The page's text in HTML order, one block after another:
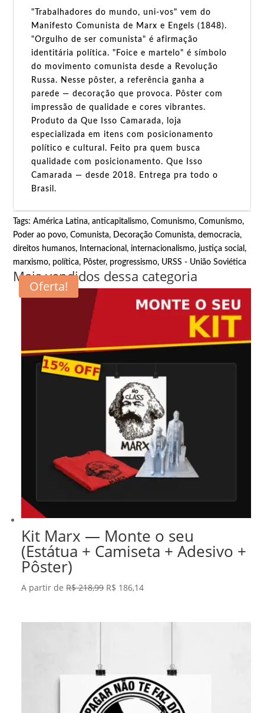
"Trabalhadores do mundo, uni-vos" vem do
Manifesto Comunista de Marx e Engels (1848).
"Orgulho de ser comunista" é afirmação
identitária política. "Foice e martelo" é símbolo
do movimento comunista desde a Revolução
Russa. Nesse pôster, a referência ganha a
parede — decoração que provoca. Pôster com
impressão de qualidade e cores vibrantes.
Produto da Que Isso Camarada, loja
especializada em itens com posicionamento
político e cultural. Feito pra quem busca
qualidade com posicionamento. Que Isso
Camarada — desde 2018. Entrega pra todo o
Brasil.
Tags:América Latina,anticapitalismo,Comunismo,Comunismo,
Poder ao povo,Comunista, Decoração Comunista,democracia,
direitos humanos, Internacional,internacionalismo,justiça social,
marxismo, política, Pôster, progressismo, URSS - União Soviética
Mais vendidos dessa categoria
Oferta!
Kit Marx — Monte o seu
(Estátua + Camiseta + Adesivo +
Pôster)
A partir deR$218,99 O
R$ 186,14O